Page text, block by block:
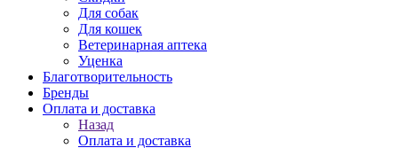
Для собак
Для кошек
Ветеринарная аптека
Уценка
Благотворительность
Бренды
Оплата и доставка
Назад
Оплата и доставка